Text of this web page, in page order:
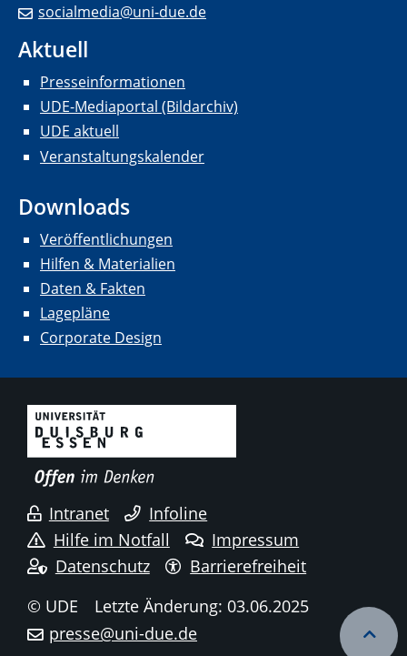
socialmedia@uni-due.de
Aktuell
Presseinformationen
UDE-Mediaportal (Bildarchiv)
UDE aktuell
Veranstaltungskalender
Downloads
Veröffentlichungen
Hilfen & Materialien
Daten & Fakten
Lagepläne
Corporate Design
Intranet
Infoline
Hilfe im Notfall
Impressum
Datenschutz
Barrierefreiheit
© UDE
Letzte Änderung: 03.06.2025
presse@uni-due.de